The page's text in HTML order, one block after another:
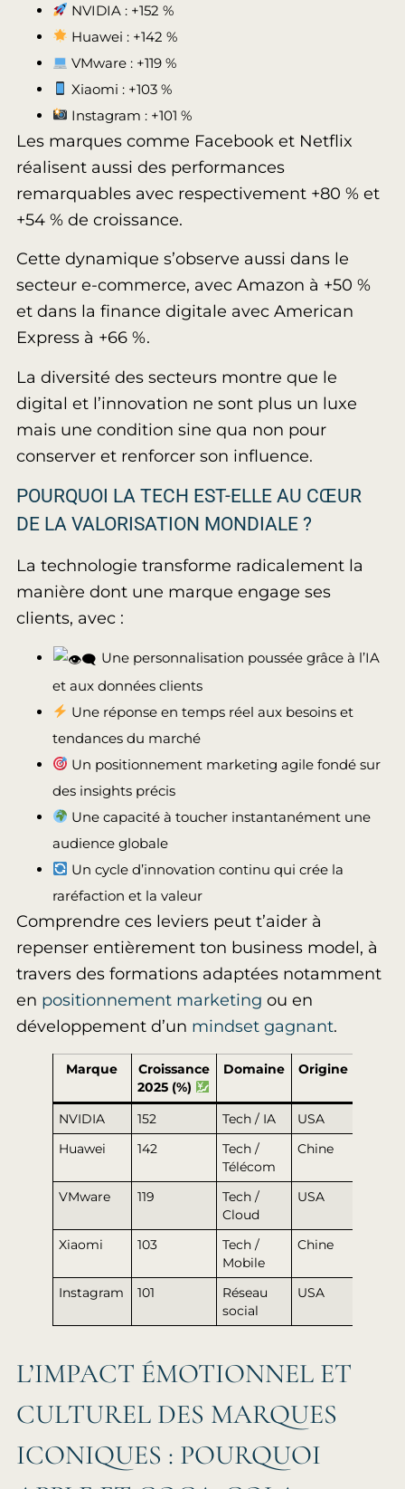
NVIDIA : +152 %
Huawei : +142 %
VMware : +119 %
Xiaomi : +103 %
Instagram : +101 %
Les marques comme Facebook et Netflix
réalisent aussi des performances
remarquables avec respectivement +80 % et
+54 % de croissance.
Cette dynamique s’observe aussi dans le
secteur e-commerce, avec Amazon à +50 %
et dans la finance digitale avec American
Express à +66 %.
La diversité des secteurs montre que le
digital et l’innovation ne sont plus un luxe
mais une condition sine qua non pour
conserver et renforcer son influence.
POURQUOI LA TECH EST-ELLE AU CŒUR
DE LA VALORISATION MONDIALE ?
La technologie transforme radicalement la
manière dont une marque engage ses
clients, avec :
Une personnalisation poussée grâce à l’IA
et aux données clients
Une réponse en temps réel aux besoins et
tendances du marché
Un positionnement marketing agile fondé sur
des insights précis
Une capacité à toucher instantanément une
audience globale
Un cycle d’innovation continu qui crée la
raréfaction et la valeur
Comprendre ces leviers peut t’aider à
repenser entièrement ton business model, à
travers des formations adaptées notamment
en positionnement marketing ou en
développement d’un mindset gagnant.
Marque
Croissance
2025 (%)
Domaine Origine
NVIDIA 152 Tech / IA USA
Huawei 142
Tech /
Télécom
Chine
VMware 119
Tech /
Cloud
USA
Xiaomi 103
Tech /
Mobile
Chine
Instagram 101
Réseau
social
USA
L’IMPACT ÉMOTIONNEL ET
CULTUREL DES MARQUES
ICONIQUES : POURQUOI